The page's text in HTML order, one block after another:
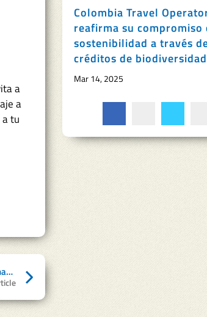
a
a
tu
Te vamos a Encantar: Este año Medellin hace un homenaje a Encanto
Colombia Travel
reafirma su compromiso
sostenibilidad a través
créditos de biodiversidad
Mar 14, 2025